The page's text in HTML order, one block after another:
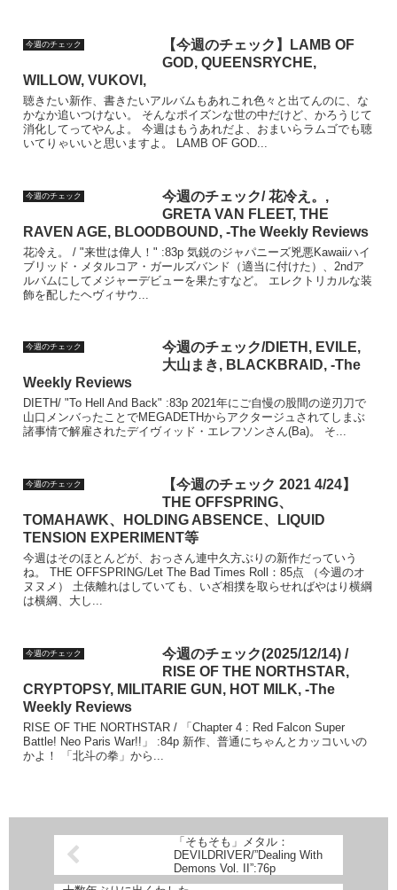
今週のチェック
【今週のチェック】LAMB OF
GOD, QUEENSRYCHE,
WILLOW, VUKOVI,
聴きたい新作、書きたいアルバムもあれこれ色々と出てんのに、な
かなか追いつけない。 そんなポイズンな世の中だけど、かろうじて
消化してってやんよ。 今週はもうあれだよ、おまいらラムゴでも聴
いてりゃいいと思いますよ。 LAMB OF GOD...
今週のチェック
今週のチェック/ 花冷え。,
GRETA VAN FLEET, THE
RAVEN AGE, BLOODBOUND, -The Weekly Reviews
花冷え。 / "来世は偉人！" :83p 気鋭のジャパニーズ兇悪Kawaiiハイ
ブリッド・メタルコア・ガールズバンド（適当に付けた）、2ndア
ルバムにしてメジャーデビューを果たすなど。 エレクトリカルな装
飾を配したヘヴィサウ...
今週のチェック
今週のチェック/DIETH, EVILE,
大山まき, BLACKBRAID, -The
Weekly Reviews
DIETH/ "To Hell And Back" :83p 2021年にご自慢の股間の逆刃刀で
山口メンバったことでMEGADETHからアクタージュされてしまぶ
諸事情で解雇されたデイヴィッド・エレフソンさん(Ba)。 そ...
今週のチェック
【今週のチェック 2021 4/24】
THE OFFSPRING、
TOMAHAWK、HOLDING ABSENCE、LIQUID
TENSION EXPERIMENT等
今週はそのほとんどが、おっさん連中久方ぶりの新作だっていう
ね。 THE OFFSPRING/Let The Bad Times Roll：85点 （今週のオ
ヌヌメ） 土俵離れはしていても、いざ相撲を取らせればやはり横綱
は横綱、大し...
今週のチェック
今週のチェック(2025/12/14) /
RISE OF THE NORTHSTAR,
CRYPTOPSY, MILITARIE GUN, HOT MILK, -The
Weekly Reviews
RISE OF THE NORTHSTAR / 「Chapter 4 : Red Falcon Super
Battle! Neo Paris War!!」 :84p 新作、普通にちゃんとカッコいいの
かよ！ 「北斗の拳」から...
「そもそも」メタル：
DEVILDRIVER/”Dealing With
Demons Vol. II”:76p